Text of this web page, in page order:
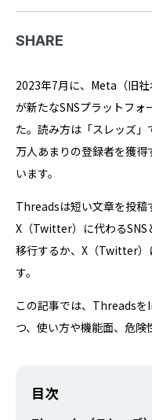
特定商取引法に基づく表
プライバシーポリシー
SHARE
2023年7月に、Meta（旧
が新たなSNSプラットフ
た。読み方は「スレッズ
万人あまりの登録者を獲
います。
Threadsは短い文章を投稿
X（Twitter）に代わるSNS
移行するか、X（Twitter）
す。
この記事では、Threads
つ、使い方や機能面、危険
目次